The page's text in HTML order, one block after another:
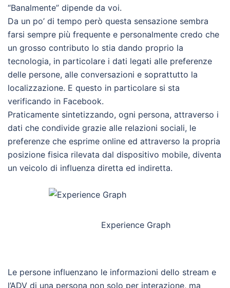
“Banalmente” dipende da voi.
Da un po’ di tempo però questa sensazione sembra
farsi sempre più frequente e personalmente credo che
un grosso contributo lo stia dando proprio la
tecnologia, in particolare i dati legati alle preferenze
delle persone, alle conversazioni e soprattutto la
localizzazione. E questo in particolare si sta
verificando in Facebook.
Praticamente sintetizzando, ogni persona, attraverso i
dati che condivide grazie alle relazioni sociali, le
preferenze che esprime online ed attraverso la propria
posizione fisica rilevata dal dispositivo mobile, diventa
un veicolo di influenza diretta ed indiretta.
Experience Graph
Le persone influenzano le informazioni dello stream e
l’ADV di una persona non solo per interazione, ma